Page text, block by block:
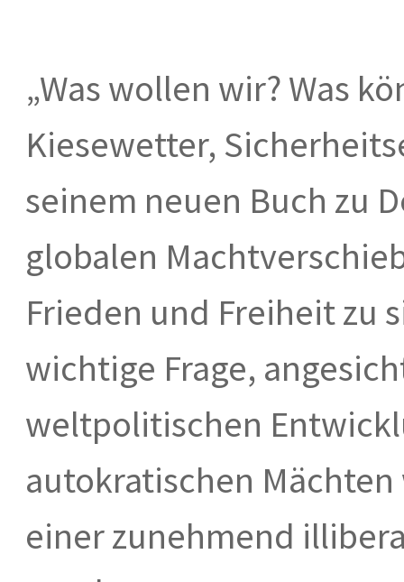
„Was wollen wir? Was
Kiesewetter,
seinem neuen Buch zu
globalen
Frieden und Freiheit zu
wichtige Frage,
weltpolitischen
autokratischen
einer zunehmend